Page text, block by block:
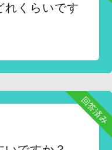
れくらいです
回答済み